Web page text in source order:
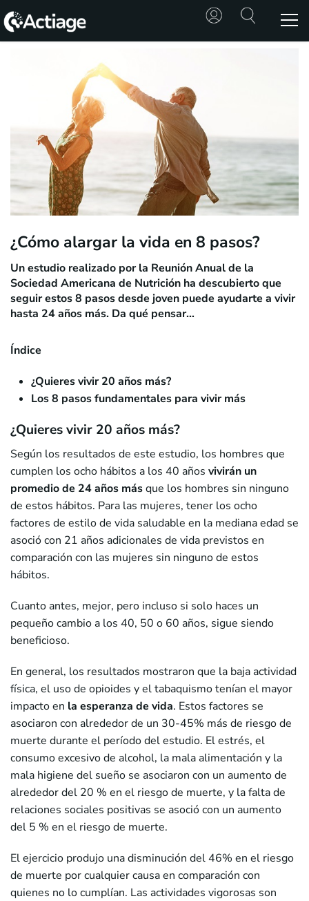
TRATAMIENTOS
CONSULTA
CONOCE
ACTIAGE
RECURSOS
¿Cómo alargar la vida en 8 pasos?
Un estudio realizado por la Reunión Anual de la
Sociedad Americana de Nutrición ha descubierto que
seguir estos 8 pasos desde joven puede ayudarte a vivir
hasta 24 años más. Da qué pensar…
Índice
¿Quieres vivir 20 años más?
Los 8 pasos fundamentales para vivir más
¿Quieres vivir 20 años más?
Según los resultados de este estudio, los hombres que
cumplen los ocho hábitos a los 40 años vivirán un
promedio de 24 años másque los hombres sin ninguno
de estos hábitos. Para las mujeres, tener los ocho
factores de estilo de vida saludable en la mediana edad se
asoció con 21 años adicionales de vida previstos en
comparación con las mujeres sin ninguno de estos
hábitos.
Cuanto antes, mejor, pero incluso si solo haces un
pequeño cambio a los 40, 50 o 60 años, sigue siendo
beneficioso.
En general, los resultados mostraron que la baja actividad
física, el uso de opioides y el tabaquismo tenían el mayor
impacto en la esperanza de vida. Estos factores se
asociaron con alrededor de un 30-45% más de riesgo de
muerte durante el período del estudio. El estrés, el
consumo excesivo de alcohol, la mala alimentación y la
mala higiene del sueño se asociaron con un aumento de
alrededor del 20 % en el riesgo de muerte, y la falta de
relaciones sociales positivas se asoció con un aumento
del 5 % en el riesgo de muerte.
El ejercicio produjo una disminución del 46% en el riesgo
de muerte por cualquier causa en comparación con
quienes no lo cumplían. Las actividades vigorosas son